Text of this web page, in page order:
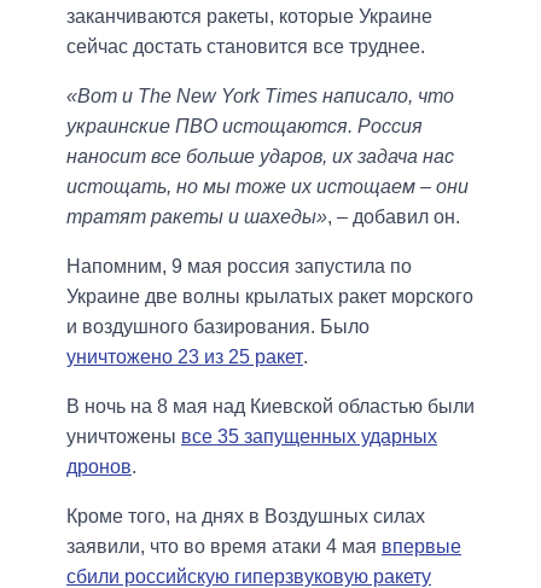
заканчиваются ракеты, которые Украине
сейчас достать становится все труднее.
«Вот и The New York Times написало, что
украинские ПВО истощаются. Россия
наносит все больше ударов, их задача нас
истощать, но мы тоже их истощаем – они
тратят ракеты и шахеды», – добавил он.
Напомним, 9 мая россия запустила по
Украине две волны крылатых ракет морского
и воздушного базирования. Было
уничтожено 23 из 25 ракет.
В ночь на 8 мая над Киевской областью были
уничтожены все 35 запущенных ударных
дронов.
Кроме того, на днях в Воздушных силах
заявили, что во время атаки 4 мая впервые
сбили российскую гиперзвуковую ракету